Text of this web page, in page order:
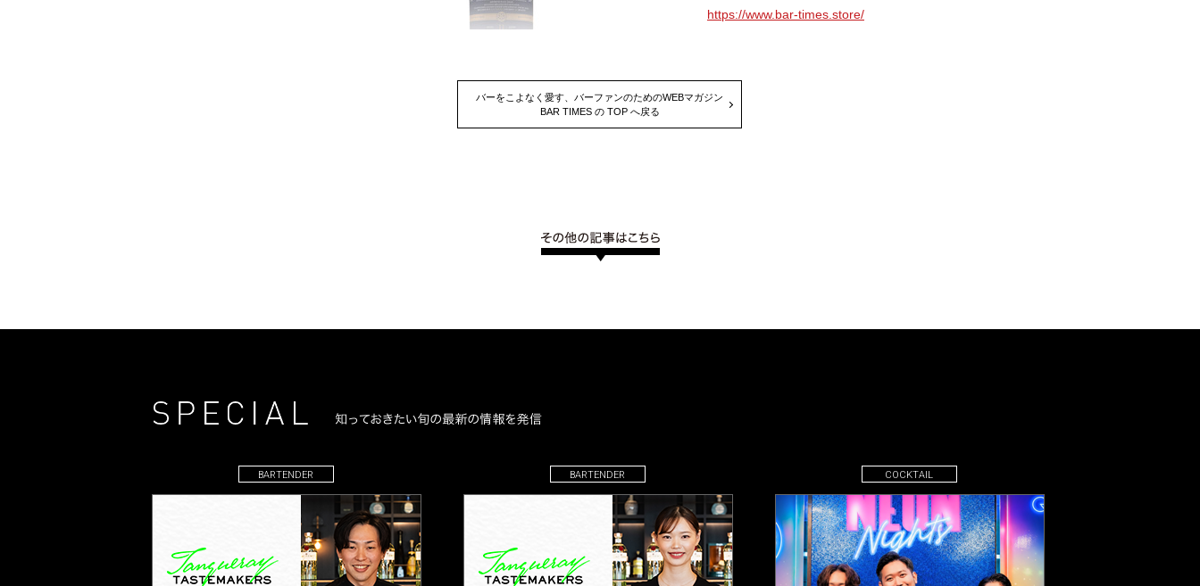
https://www.bar-times.store/
バーをこよなく愛す、バーファンのためのWEBマガジン
BAR TIMES の TOP へ戻る
BARTENDER BARTENDER COCKTAIL